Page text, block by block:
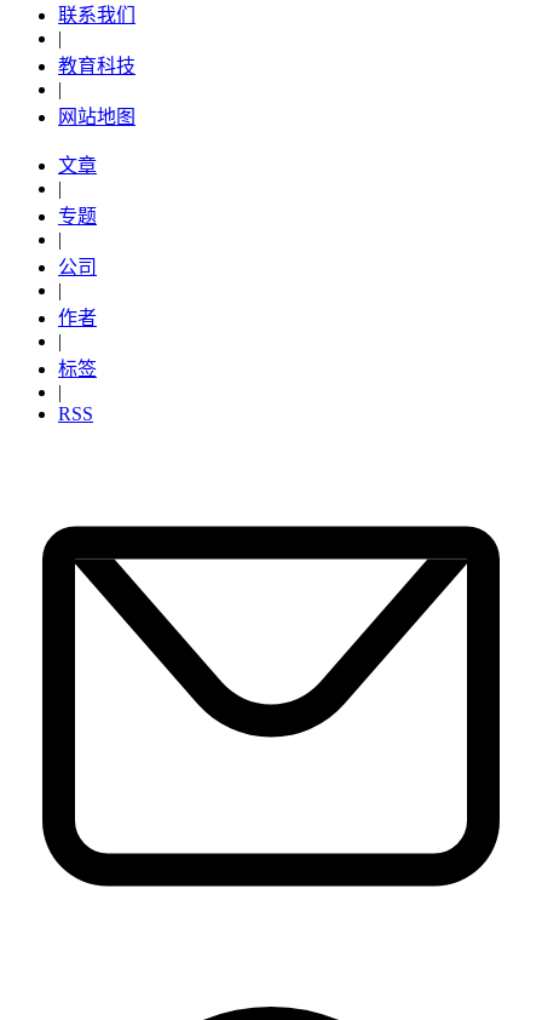
联系我们
|
教育科技
|
网站地图
文章
|
专题
|
公司
|
作者
|
标签
|
RSS